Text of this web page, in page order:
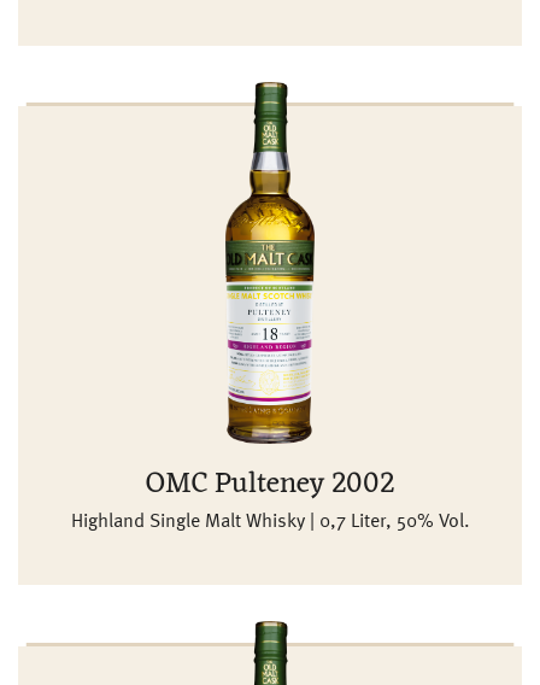
OMC Pulteney 2002
Highland Single Malt Whisky | 0,7 Liter, 50% Vol.